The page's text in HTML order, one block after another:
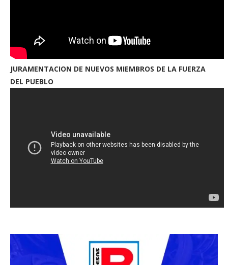
JURAMENTACION DE NUEVOS MIEMBROS DE LA FUERZA
DEL PUEBLO